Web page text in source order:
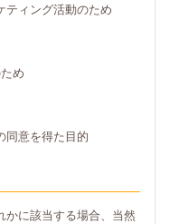
ティング活動のため
め
同意を得た目的
かに該当する場合、当然